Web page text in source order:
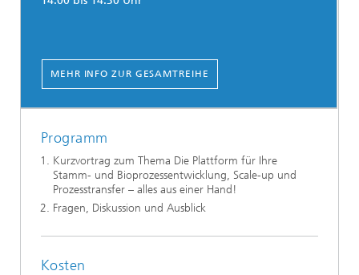
MEHR INFO ZUR GESAMTREIHE
Programm
Kurzvortrag zum Thema Die Plattform für Ihre
Stamm- und Bioprozessentwicklung, Scale-up und
Prozesstransfer – alles aus einer Hand!
Fragen, Diskussion und Ausblick
Kosten